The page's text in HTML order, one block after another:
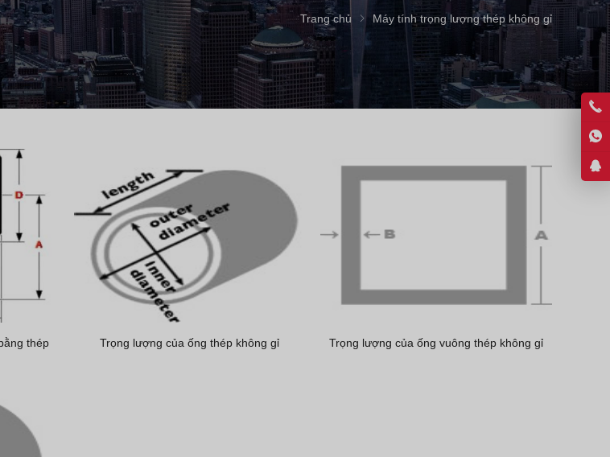
German
Czech
Greek
Hindi
Portuguese
Spanish (Argentina)
Estonian
Trang chủ Máy tính trọng lượng thép không gỉ
thép
Trọng lượng của ống thép không gỉ Trọng lượng của ống vuông thép không gỉ